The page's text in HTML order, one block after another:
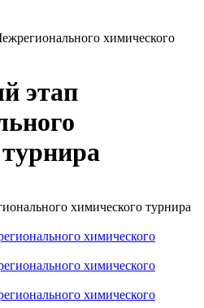
химического
этап
химического турнира